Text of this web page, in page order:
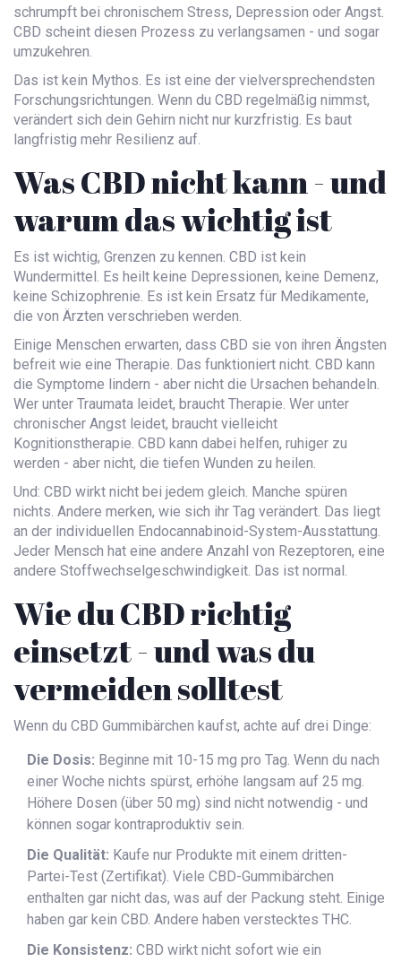
schrumpft bei chronischem Stress, Depression oder Angst.
CBD scheint diesen Prozess zu verlangsamen - und sogar
umzukehren.
Das ist kein Mythos. Es ist eine der vielversprechendsten
Forschungsrichtungen. Wenn du CBD regelmäßig nimmst,
verändert sich dein Gehirn nicht nur kurzfristig. Es baut
langfristig mehr Resilienz auf.
Was CBD nicht kann - und
warum das wichtig ist
Es ist wichtig, Grenzen zu kennen. CBD ist kein
Wundermittel. Es heilt keine Depressionen, keine Demenz,
keine Schizophrenie. Es ist kein Ersatz für Medikamente,
die von Ärzten verschrieben werden.
Einige Menschen erwarten, dass CBD sie von ihren Ängsten
befreit wie eine Therapie. Das funktioniert nicht. CBD kann
die Symptome lindern - aber nicht die Ursachen behandeln.
Wer unter Traumata leidet, braucht Therapie. Wer unter
chronischer Angst leidet, braucht vielleicht
Kognitionstherapie. CBD kann dabei helfen, ruhiger zu
werden - aber nicht, die tiefen Wunden zu heilen.
Und: CBD wirkt nicht bei jedem gleich. Manche spüren
nichts. Andere merken, wie sich ihr Tag verändert. Das liegt
an der individuellen Endocannabinoid-System-Ausstattung.
Jeder Mensch hat eine andere Anzahl von Rezeptoren, eine
andere Stoffwechselgeschwindigkeit. Das ist normal.
Wie du CBD richtig
einsetzt - und was du
vermeiden solltest
Wenn du CBD Gummibärchen kaufst, achte auf drei Dinge:
Die Dosis: Beginne mit 10-15 mg pro Tag. Wenn du nach
einer Woche nichts spürst, erhöhe langsam auf 25 mg.
Höhere Dosen (über 50 mg) sind nicht notwendig - und
können sogar kontraproduktiv sein.
Die Qualität: Kaufe nur Produkte mit einem dritten-
Partei-Test (Zertifikat). Viele CBD-Gummibärchen
enthalten gar nicht das, was auf der Packung steht. Einige
haben gar kein CBD. Andere haben verstecktes THC.
Die Konsistenz: CBD wirkt nicht sofort wie ein